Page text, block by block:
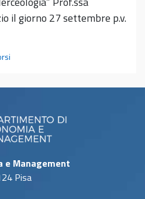
il giorno 27 settembre p.v.
e Management
Pisa